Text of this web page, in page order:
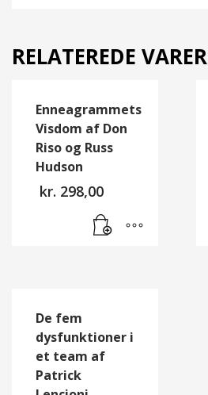
RELATEREDE VARER
Enneagrammets
Visdom af Don
Riso og Russ
Hudson
kr. 298,00
De fem
dysfunktioner i
et team af
Patrick